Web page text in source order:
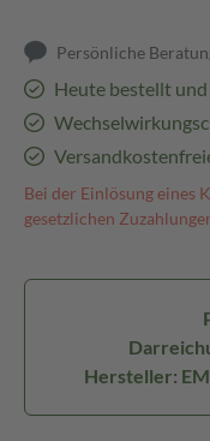
Persönliche
Heute bestellt
Bei der Einlösung eines
gesetzlichen
Hersteller: